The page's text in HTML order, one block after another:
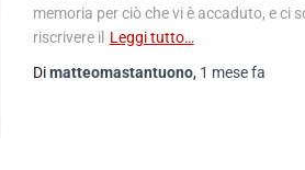
memoria per ciò che vi è accaduto, e ci
riscrivere il Leggi tutto…
Dimatteomastantuono, 1 mesefa